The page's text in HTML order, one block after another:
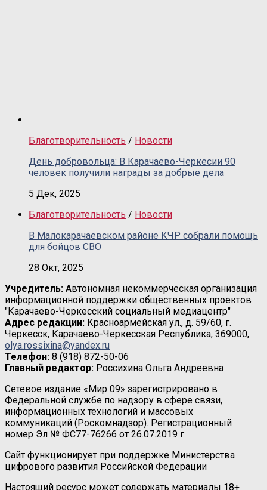
Благотворительность / Новости
День добровольца: В Карачаево-Черкесии 90
человек получили награды за добрые дела
5 Дек, 2025
Благотворительность / Новости
В Малокарачаевском районе КЧР собрали помощь
для бойцов СВО
28 Окт, 2025
Учредитель: Автономная некоммерческая организация
информационной поддержки общественных проектов
"Карачаево-Черкесский социальный медиацентр"
Адрес редакции: Красноармейская ул., д. 59/60, г.
Черкесск, Карачаево-Черкесская Республика, 369000,
olya.rossixina@yandex.ru
Телефон: 8 (918) 872-50-06
Главный редактор: Россихина Ольга Андреевна
Сетевое издание «Мир 09» зарегистрировано в
Федеральной службе по надзору в сфере связи,
информационных технологий и массовых
коммуникаций (Роскомнадзор). Регистрационный
номер Эл № ФС77-76266 от 26.07.2019 г.
Сайт функционирует при поддержке Министерства
цифрового развития Российской Федерации
Настоящий ресурс может содержать материалы 18+